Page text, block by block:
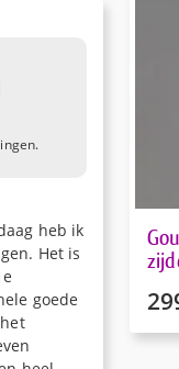
heb ik
Het is
goede